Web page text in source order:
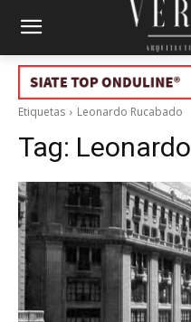
Etiquetas Leonardo Rucabado
Tag: